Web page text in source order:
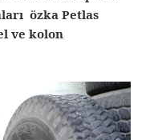
özka Petlas
ve kolon